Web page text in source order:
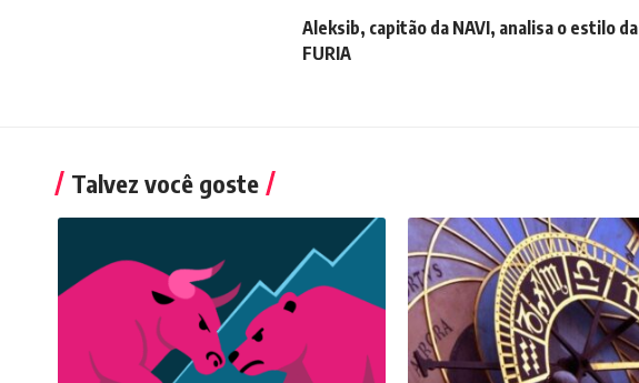
Aleksib, capitão da NAVI, analisa o estilo da
FURIA
Talvez você goste